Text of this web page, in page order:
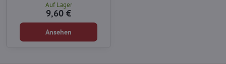
Auf Lager
9,60 €
Ansehen